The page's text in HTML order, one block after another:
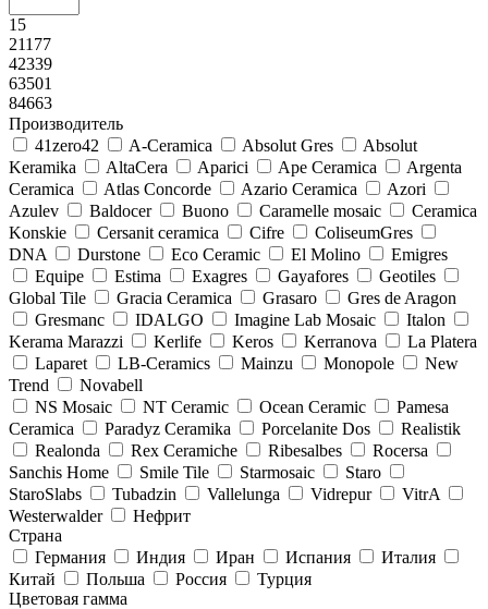
15
21177
42339
63501
84663
Производитель
41zero42
A-Ceramica Absolut Gres
Absolut
Keramika
AltaCera Aparici Ape Ceramica
Argenta
Ceramica
Atlas Concorde Azario Ceramica
Azori
Azulev
Baldocer Buono Caramelle mosaic
Ceramica
Konskie
Cersanit ceramica Cifre
ColiseumGres
DNA
Durstone Eco Ceramic El Molino
Emigres
Equipe
Estima Exagres Gayafores
Geotiles
Global Tile
Gracia Ceramica Grasaro
Gres de Aragon
Gresmanc
IDALGO Imagine Lab Mosaic
Italon
Kerama Marazzi
Kerlife Keros Kerranova
La Platera
Laparet
LB-Ceramics Mainzu Monopole
New
Trend
Novabell
NS Mosaic
NT Ceramic Ocean Ceramic
Pamesa
Ceramica
Paradyz Сeramika Porcelanite Dos
Realistik
Realonda
Rex Ceramiche Ribesalbes
Rocersa
Sanchis Home
Smile Tile Starmosaic
Staro
StaroSlabs
Tubadzin Vallelunga Vidrepur
VitrA
Westerwalder
Нефрит
Страна
Германия
Индия Иран Испания
Италия
Китай
Польша Россия
Турция
Цветовая гамма